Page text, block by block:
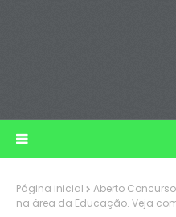
Página inicial
Aberto
na área da Educação. Veja